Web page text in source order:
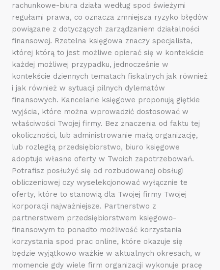
rachunkowe-biura działa według spod świeżymi
regułami prawa, co oznacza zmniejsza ryzyko błędów
powiązane z dotyczących zarządzaniem działalności
finansowej. Rzetelna księgowa znaczy specjalista,
której którą to jest możliwe opierać się w kontekście
każdej możliwej przypadku, jednocześnie w
kontekście dziennych tematach fiskalnych jak również
i jak również w sytuacji pilnych dylematów
finansowych. Kancelarie księgowe proponują giętkie
wyjścia, które można wprowadzić dostosować w
właściwości Twojej firmy. Bez znaczenia od faktu tej
okoliczności, lub administrowanie małą organizację,
lub rozległą przedsiębiorstwo, biuro księgowe
adoptuje własne oferty w Twoich zapotrzebowań.
Potrafisz posłużyć się od rozbudowanej obsługi
obliczeniowej czy wyselekcjonować wyłącznie te
oferty, które to stanowią dla Twojej firmy Twojej
korporacji najważniejsze. Partnerstwo z
partnerstwem przedsiębiorstwem księgowo-
finansowym to ponadto możliwość korzystania
korzystania spod prac online, które okazuje się
będzie wyjątkowo ważkie w aktualnych okresach, w
momencie gdy wiele firm organizacji wykonuje pracę